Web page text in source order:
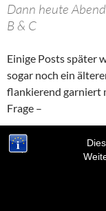
Dann heute
B & C
Einige Posts später
sogar noch ein
flankierend garniert
Frage –
(…) Amole schaue
wieder
Wobei da schon
als mehr gesagt